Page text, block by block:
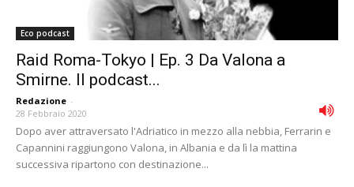
Eco podcast
Raid Roma-Tokyo | Ep. 3 Da Valona a
Smirne. Il podcast...
Redazione -
28 Febbraio 2020
Dopo aver attraversato l'Adriatico in mezzo alla nebbia, Ferrarin e
Capannini raggiungono Valona, in Albania e da lì la mattina
successiva ripartono con destinazione...